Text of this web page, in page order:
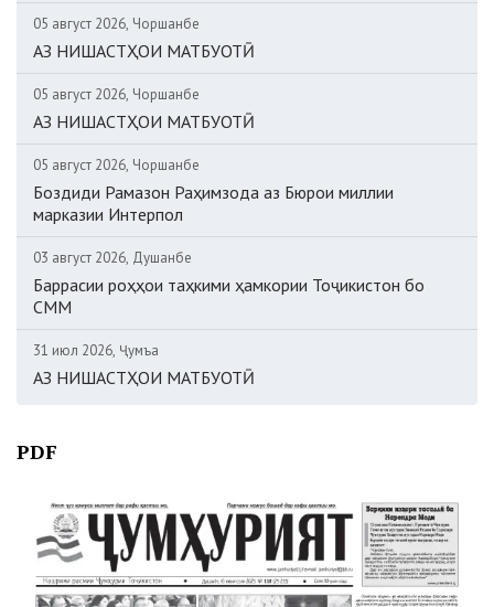
05 август 2026, Чоршанбе
АЗ НИШАСТҲОИ МАТБУОТӢ
05 август 2026, Чоршанбе
АЗ НИШАСТҲОИ МАТБУОТӢ
05 август 2026, Чоршанбе
Боздиди Рамазон Раҳимзода аз Бюрои миллии
марказии Интерпол
03 август 2026, Душанбе
Баррасии роҳҳои таҳкими ҳамкории Тоҷикистон бо
СММ
31 июл 2026, Ҷумъа
АЗ НИШАСТҲОИ МАТБУОТӢ
PDF